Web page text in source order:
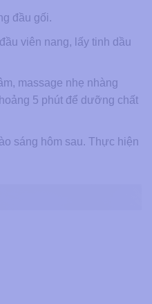
đầu gối.
viên nang, lấy tinh dầu
massage nhẹ nhàng
5 phút để dưỡng chất
sáng hôm sau. Thực hiện